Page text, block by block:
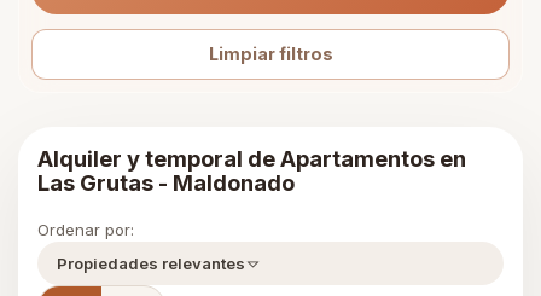
Limpiar filtros
Alquiler y temporal de Apartamentos en
Las Grutas - Maldonado
Ordenar por:
Propiedades relevantes